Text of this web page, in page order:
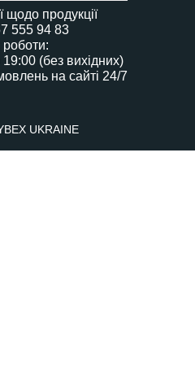
щодо продукції
555 94 83
(без вихідних)
на сайті 24/7
UKRAINE